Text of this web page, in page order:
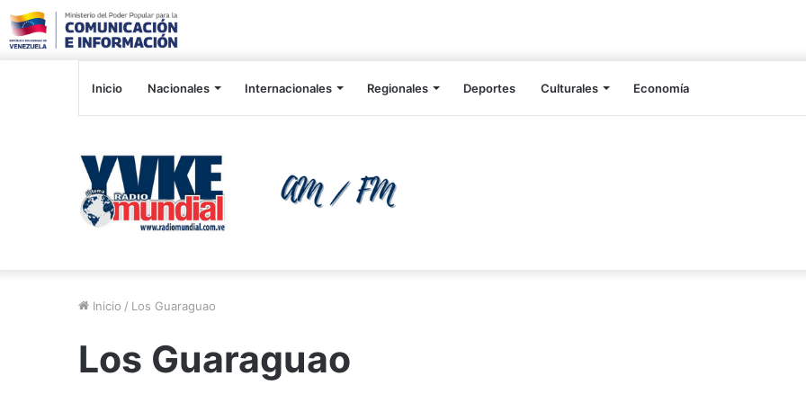
Inicio Nacionales Internacionales Regionales Deportes Culturales Economía
Inicio / Los Guaraguao
Los Guaraguao